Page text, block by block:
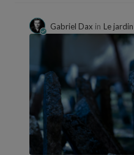
Gabriel Dax in Le